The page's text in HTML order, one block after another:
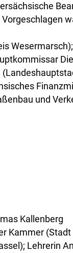
Wesermarsch);
und
Kallenberg
Kammer (Stadt
Lehrerin